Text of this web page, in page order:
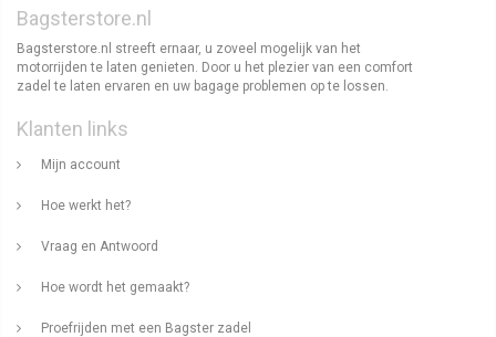
Bagsterstore.nl
Bagsterstore.nl streeft ernaar, u zoveel mogelijk van het
motorrijden te laten genieten. Door u het plezier van een comfort
zadel te laten ervaren en uw bagage problemen op te lossen.
Klanten links
Mijn account
Hoe werkt het?
Vraag en Antwoord
Hoe wordt het gemaakt?
Proefrijden met een Bagster zadel